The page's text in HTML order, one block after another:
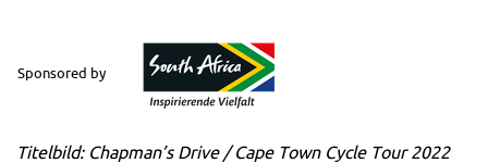
Sponsored by
Titelbild: Chapman’s Drive / Cape Town Cycle Tour 2022